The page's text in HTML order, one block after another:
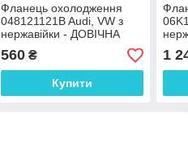
Фланець охолодження
048121121B Audi, VW з
нержавійки - ДОВІЧНА
560₴
Купити
1